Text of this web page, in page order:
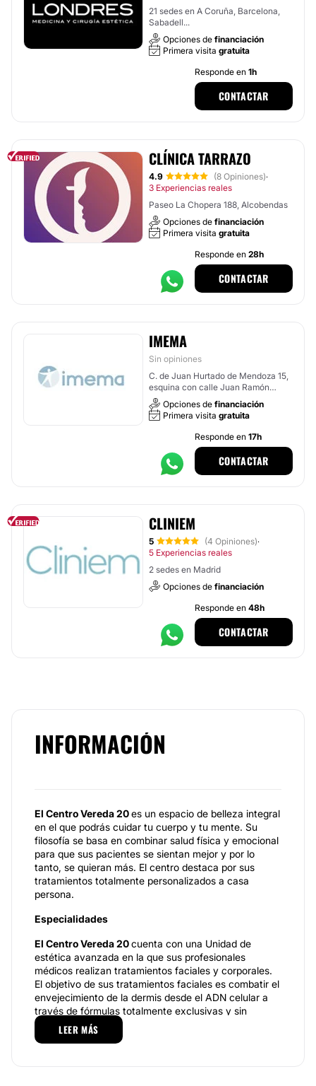
21 sedes en A Coruña, Barcelona,
Sabadell...
Opciones de financiación
Primera visita gratuita
Responde en 1h
CONTACTAR
CLÍNICA TARRAZO
4.9 (8 Opiniones)·
3 Experiencias reales
Paseo La Chopera 188, Alcobendas
Opciones de financiación
Primera visita gratuita
Responde en 28h
CONTACTAR
IMEMA
Sin opiniones
C. de Juan Hurtado de Mendoza 15,
esquina con calle Juan Ramón
Jiménez, Madrid
Opciones de financiación
Primera visita gratuita
Responde en 17h
CONTACTAR
CLINIEM
5 (4 Opiniones)·
5 Experiencias reales
2 sedes en Madrid
Opciones de financiación
Responde en 48h
CONTACTAR
INFORMACIÓN
El Centro Vereda 20es un espacio de belleza integral
en el que podrás cuidar tu cuerpo y tu mente. Su
filosofía se basa en combinar salud física y emocional
para que sus pacientes se sientan mejor y por lo
tanto, se quieran más. El centro destaca por sus
tratamientos totalmente personalizados a casa
persona.
Especialidades
El Centro Vereda 20cuenta con una Unidad de
estética avanzada en la que sus profesionales
médicos realizan tratamientos faciales y corporales.
El objetivo de sus tratamientos faciales es combatir el
envejecimiento de la dermis desde el ADN celular a
través de fórmulas totalmente exclusivas y sin
necesidad de realizar una cirugía. Se consigue tener
una piel más firme, más luminosa y con menos
LEER MÁS